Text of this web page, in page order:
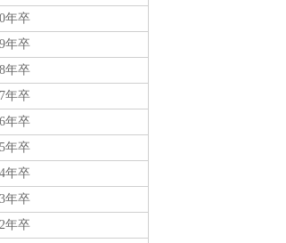
年卒
年卒
年卒
年卒
年卒
年卒
年卒
年卒
年卒